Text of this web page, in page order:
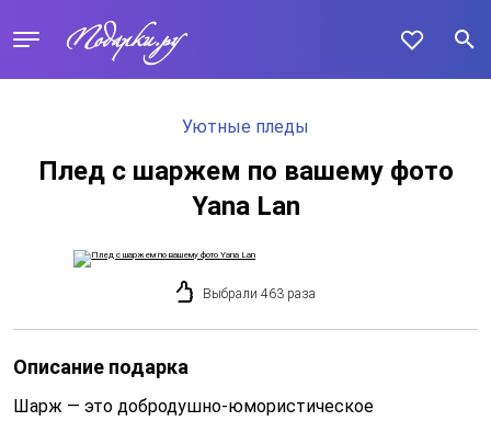
Уютные пледы
Плед с шаржем по вашему фото
Yana Lan
Выбрали 463 раза
Описание подарка
Шарж — это добродушно-юмористическое